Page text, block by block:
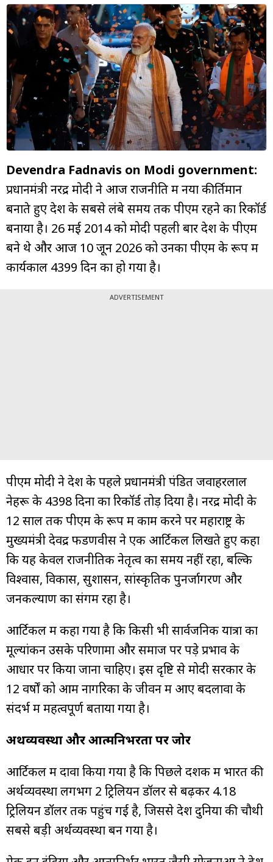
न्यूज
वीडियो
म्यूचुअल
फंड
Devendra Fadnavis on Modi government:
प्रधानमंत्री नरेंद्र मोदी ने आज राजनीति में नया कीर्तिमान
बनाते हुए देश के सबसे लंबे समय तक पीएम रहने का रिकॉर्ड
बनाया है। 26 मई 2014 को मोदी पहली बार देश के पीएम
बने थे और आज 10 जून 2026 को उनका पीएम के रूप में
कार्यकाल 4399 दिन का हो गया है।
ADVERTISEMENT
पीएम मोदी ने देश के पहले प्रधानमंत्री पंडित जवाहरलाल
नेहरू के 4398 दिनों का रिकॉर्ड तोड़ दिया है। नरेंद्र मोदी के
12 साल तक पीएम के रूप में काम करने पर महाराष्ट्र के
मुख्यमंत्री देवेंद्र फडणवीस ने एक आर्टिकल लिखते हुए कहा
कि यह केवल राजनीतिक नेतृत्व का समय नहीं रहा, बल्कि
विश्वास, विकास, सुशासन, सांस्कृतिक पुनर्जागरण और
जनकल्याण का संगम रहा है।
आर्टिकल में कहा गया है कि किसी भी सार्वजनिक यात्रा का
मूल्यांकन उसके परिणामों और समाज पर पड़े प्रभाव के
आधार पर किया जाना चाहिए। इस दृष्टि से मोदी सरकार के
12 वर्षों को आम नागरिकों के जीवन में आए बदलावों के
संदर्भ में महत्वपूर्ण बताया गया है।
अर्थव्यवस्था और आत्मनिर्भरता पर जोर
आर्टिकल में दावा किया गया है कि पिछले दशक में भारत की
अर्थव्यवस्था लगभग 2 ट्रिलियन डॉलर से बढ़कर 4.18
ट्रिलियन डॉलर तक पहुंच गई है, जिससे देश दुनिया की चौथी
सबसे बड़ी अर्थव्यवस्था बन गया है।